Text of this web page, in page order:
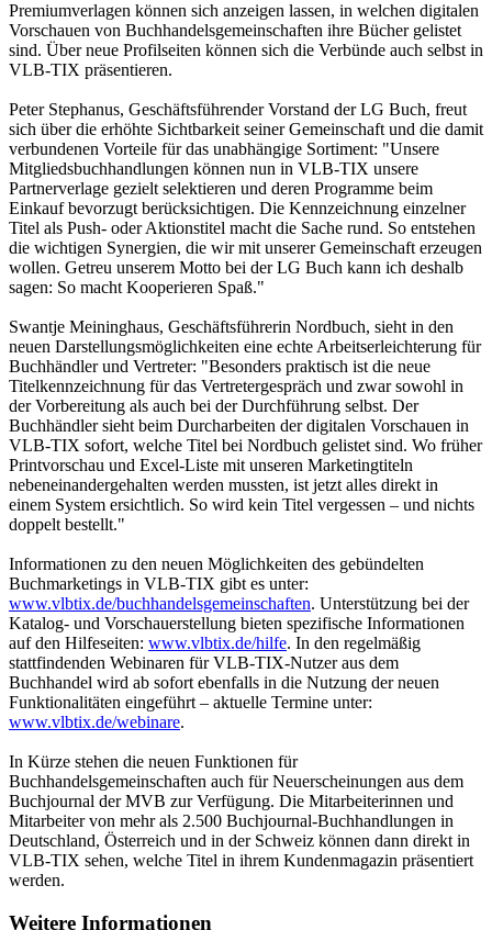
Premiumverlagen können sich anzeigen lassen, in welchen digitalen
Vorschauen von Buchhandelsgemeinschaften ihre Bücher gelistet
sind. Über neue Profilseiten können sich die Verbünde auch selbst in
VLB-TIX präsentieren.
Peter Stephanus, Geschäftsführender Vorstand der LG Buch, freut
sich über die erhöhte Sichtbarkeit seiner Gemeinschaft und die damit
verbundenen Vorteile für das unabhängige Sortiment: "Unsere
Mitgliedsbuchhandlungen können nun in VLB-TIX unsere
Partnerverlage gezielt selektieren und deren Programme beim
Einkauf bevorzugt berücksichtigen. Die Kennzeichnung einzelner
Titel als Push- oder Aktionstitel macht die Sache rund. So entstehen
die wichtigen Synergien, die wir mit unserer Gemeinschaft erzeugen
wollen. Getreu unserem Motto bei der LG Buch kann ich deshalb
sagen: So macht Kooperieren Spaß."
Swantje Meininghaus, Geschäftsführerin Nordbuch, sieht in den
neuen Darstellungsmöglichkeiten eine echte Arbeitserleichterung für
Buchhändler und Vertreter: "Besonders praktisch ist die neue
Titelkennzeichnung für das Vertretergespräch und zwar sowohl in
der Vorbereitung als auch bei der Durchführung selbst. Der
Buchhändler sieht beim Durcharbeiten der digitalen Vorschauen in
VLB-TIX sofort, welche Titel bei Nordbuch gelistet sind. Wo früher
Printvorschau und Excel-Liste mit unseren Marketingtiteln
nebeneinandergehalten werden mussten, ist jetzt alles direkt in
einem System ersichtlich. So wird kein Titel vergessen – und nichts
doppelt bestellt."
Informationen zu den neuen Möglichkeiten des gebündelten
Buchmarketings in VLB-TIX gibt es unter:
www.vlbtix.de/buchhandelsgemeinschaften. Unterstützung bei der
Katalog- und Vorschauerstellung bieten spezifische Informationen
auf den Hilfeseiten: www.vlbtix.de/hilfe. In den regelmäßig
stattfindenden Webinaren für VLB-TIX-Nutzer aus dem
Buchhandel wird ab sofort ebenfalls in die Nutzung der neuen
Funktionalitäten eingeführt – aktuelle Termine unter:
www.vlbtix.de/webinare.
In Kürze stehen die neuen Funktionen für
Buchhandelsgemeinschaften auch für Neuerscheinungen aus dem
Buchjournal der MVB zur Verfügung. Die Mitarbeiterinnen und
Mitarbeiter von mehr als 2.500 Buchjournal-Buchhandlungen in
Deutschland, Österreich und in der Schweiz können dann direkt in
VLB-TIX sehen, welche Titel in ihrem Kundenmagazin präsentiert
werden.
Weitere Informationen